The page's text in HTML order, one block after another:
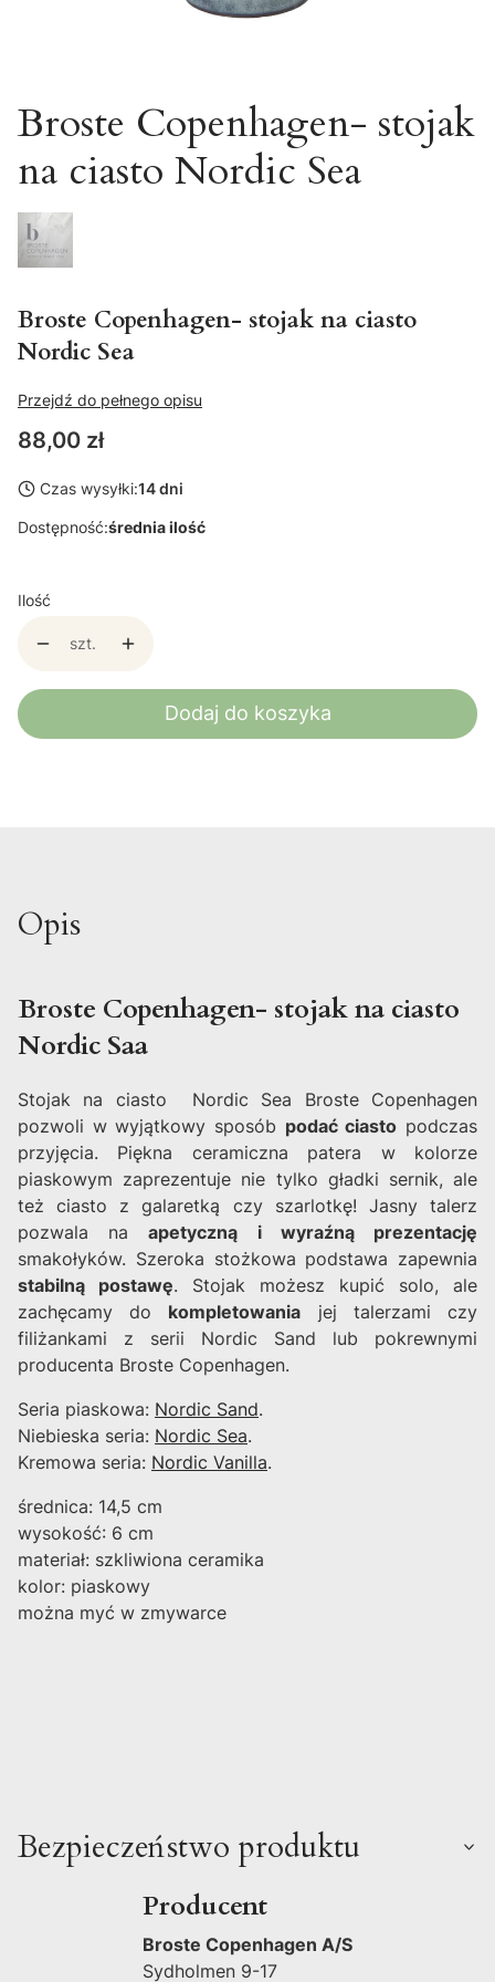
Broste Copenhagen- stojak
na ciasto Nordic Sea
Broste Copenhagen- stojak na ciasto
Nordic Sea
Przejdź do pełnego opisu
Cena
88,00 zł
Czas wysyłki:14 dni
Dostępność:średnia ilość
Ilość
szt.
Dodaj do koszyka
Opis
Broste Copenhagen- stojak na ciasto
Nordic Saa
Stojak na ciasto Nordic Sea Broste Copenhagen
pozwoli w wyjątkowy sposób podać ciasto podczas
przyjęcia. Piękna ceramiczna patera w kolorze
piaskowym zaprezentuje nie tylko gładki sernik, ale
też ciasto z galaretką czy szarlotkę! Jasny talerz
pozwala naapetyczną i wyraźną prezentację
smakołyków. Szeroka stożkowa podstawa zapewnia
stabilną postawę. Stojak możesz kupić solo, ale
zachęcamy do kompletowania jej talerzami czy
filiżankami z serii Nordic Sand lub pokrewnymi
producenta Broste Copenhagen.
Seria piaskowa: Nordic Sand.
Niebieska seria: Nordic Sea.
Kremowa seria: Nordic Vanilla.
średnica: 14,5 cm
wysokość: 6 cm
materiał: szkliwiona ceramika
kolor: piaskowy
można myć w zmywarce
Bezpieczeństwo produktu
Producent
Broste Copenhagen A/S
Sydholmen 9-17